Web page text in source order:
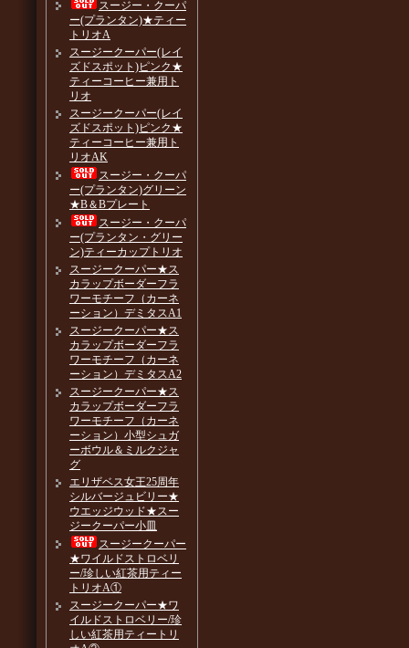
スージー・クーパ
ー(プランタン)★ティー
トリオA
スージークーパー(レイ
ズドスポット)ピンク★
ティーコーヒー兼用ト
リオ
スージークーパー(レイ
ズドスポット)ピンク★
ティーコーヒー兼用ト
リオAK
スージー・クーパ
ー(プランタン)グリーン
★B＆Bプレート
スージー・クーパ
ー(プランタン・グリー
ン)ティーカップトリオ
スージークーパー★ス
カラップボーダーフラ
ワーモチーフ（カーネ
ーション）デミタスA1
スージークーパー★ス
カラップボーダーフラ
ワーモチーフ（カーネ
ーション）デミタスA2
スージークーパー★ス
カラップボーダーフラ
ワーモチーフ（カーネ
ーション）小型シュガ
ーボウル＆ミルクジャ
グ
エリザベス女王25周年
シルバージュビリー★
ウエッジウッド★スー
ジークーパー小皿
スージークーパー
★ワイルドストロベリ
ー/珍しい紅茶用ティー
トリオA①
スージークーパー★ワ
イルドストロベリー/珍
しい紅茶用ティートリ